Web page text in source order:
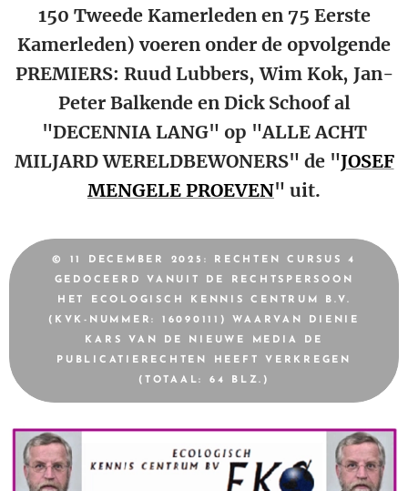
150 Tweede Kamerleden en 75 Eerste
Kamerleden) voeren onder de opvolgende
PREMIERS: Ruud Lubbers, Wim Kok, Jan-
Peter Balkende en Dick Schoof al
"DECENNIA LANG" op "ALLE ACHT
MILJARD WERELDBEWONERS" de "JOSEF
MENGELE PROEVEN" uit.
© 11 DECEMBER 2025: RECHTEN CURSUS 4
GEDOCEERD VANUIT DE RECHTSPERSOON
HET ECOLOGISCH KENNIS CENTRUM B.V.
(KVK-NUMMER: 16090111) WAARVAN DIENIE
KARS VAN DE NIEUWE MEDIA DE
PUBLICATIERECHTEN HEEFT VERKREGEN
(TOTAAL: 64 BLZ.)